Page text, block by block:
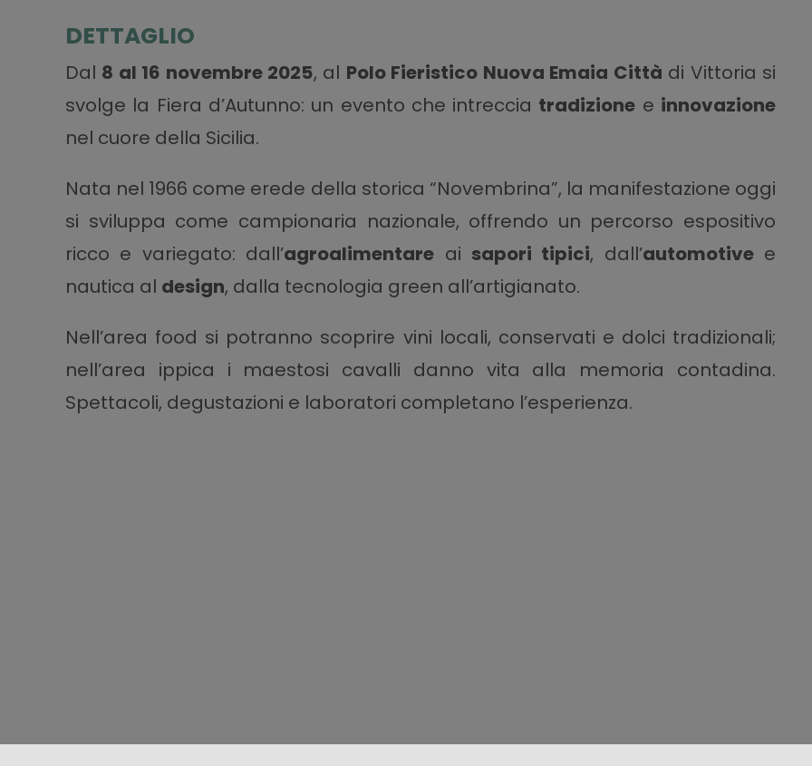
DETTAGLIO
Dal 8 al 16 novembre 2025, al Polo Fieristico Nuova Emaia Città di Vittoria si
svolge la Fiera d’Autunno: un evento che intreccia tradizione e innovazione
nel cuore della Sicilia.
Nata nel 1966 come erede della storica “Novembrina”, la manifestazione oggi
si sviluppa come campionaria nazionale, offrendo un percorso espositivo
ricco e variegato: dall’agroalimentare ai sapori tipici, dall’automotivee
nautica al design, dalla tecnologia green all’artigianato.
Nell’area food si potranno scoprire vini locali, conservati e dolci tradizionali;
nell’area ippica i maestosi cavalli danno vita alla memoria contadina.
Spettacoli, degustazioni e laboratori completano l’esperienza.